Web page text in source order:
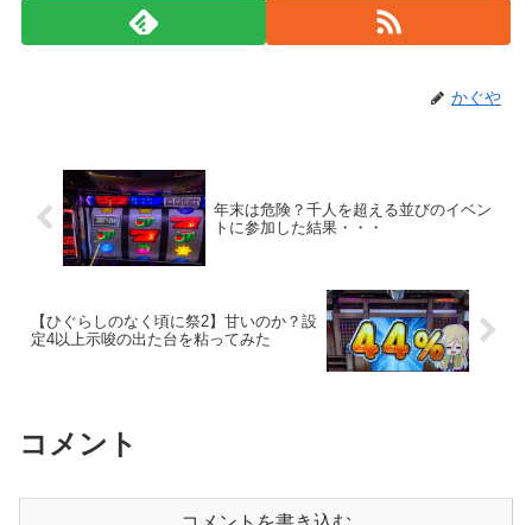
かぐや
年末は危険？千人を超える並びのイベン
トに参加した結果・・・
【ひぐらしのなく頃に祭2】甘いのか？設
定4以上示唆の出た台を粘ってみた
コメント